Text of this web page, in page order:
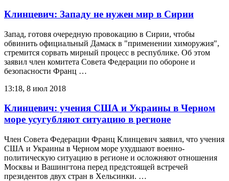
Клинцевич: Западу не нужен мир в Сирии
Запад, готовя очередную провокацию в Сирии, чтобы
обвинить официальный Дамаск в "применении химоружия",
стремится сорвать мирный процесс в республике. Об этом
заявил член комитета Совета Федерации по обороне и
безопасности Франц …
13:18, 8 июл 2018
Клинцевич: учения США и Украины в Черном
море усугубляют ситуацию в регионе
Член Совета Федерации Франц Клинцевич заявил, что учения
США и Украины в Черном море ухудшают военно-
политическую ситуацию в регионе и осложняют отношения
Москвы и Вашингтона перед предстоящей встречей
президентов двух стран в Хельсинки. …